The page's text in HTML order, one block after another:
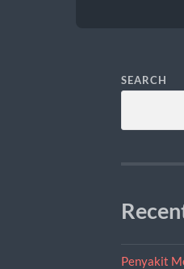
SEARCH
Penyakit